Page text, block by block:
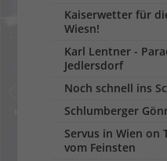
Kaiserwetter für
Wiesn!
Karl Lentner -
Jedlersdorf
Noch schnell ins
Schlumberger
Servus in Wien on
vom Feinsten